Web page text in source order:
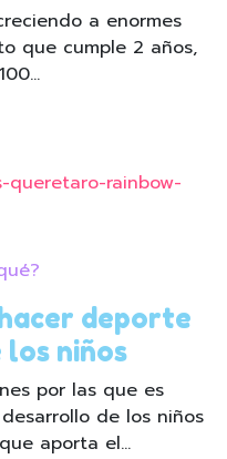
a enormes
que cumple 2 años,
deporte
niños
por las que es
de los niños
aporta el…